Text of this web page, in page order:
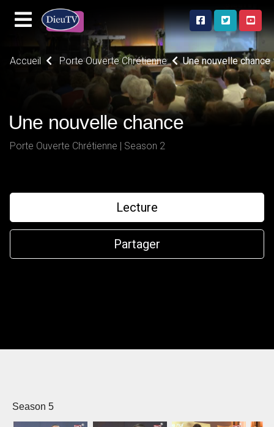
Accueil Porte Ouverte Chrétienne Une nouvelle chance
Une nouvelle chance
Porte Ouverte Chrétienne | Season 2
Lecture
Partager
Season 5